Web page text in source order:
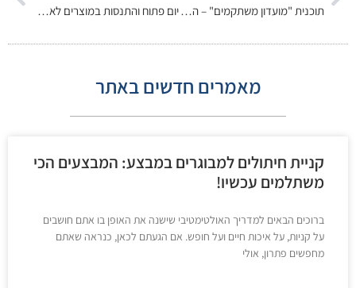
תוכנית "מועדון משתקמים" – הנחות על כסאות גלגלים חשמליים עבור נפגעי תאונות וניתוחים יום פתוח והתנסות במוצרים לאנשים עם מוגבלות תנועה: הזדמנות להתנסות בקלנועיות וכלים ניידים
מאמרים חדשים באתר
קניית חיתולים למבוגרים במבצע: המבצעים הכי
משתלמים עכשיו!
ברוכים הבאים למדריך האולטימטיבי שישנה את האופן בו אתם חושבים
על קניות, על איכות חיים ועל חופש. אם הגעתם לכאן, כנראה שאתם
מחפשים פתרון, אולי